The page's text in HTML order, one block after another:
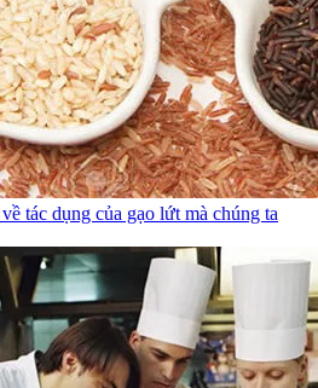
tác dụng của gạo lứt mà chúng ta